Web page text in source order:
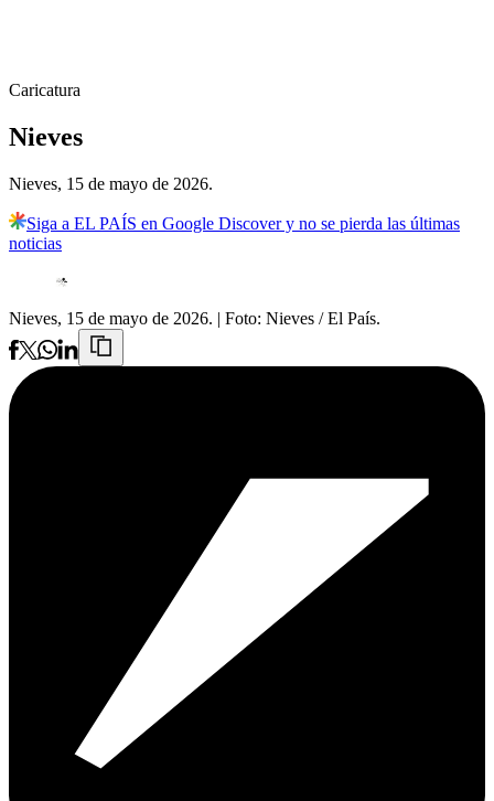
Caricatura
Nieves
Nieves, 15 de mayo de 2026.
Siga a EL PAÍS en Google Discover y no se pierda las últimas
noticias
Nieves, 15 de mayo de 2026. | Foto: Nieves / El País.